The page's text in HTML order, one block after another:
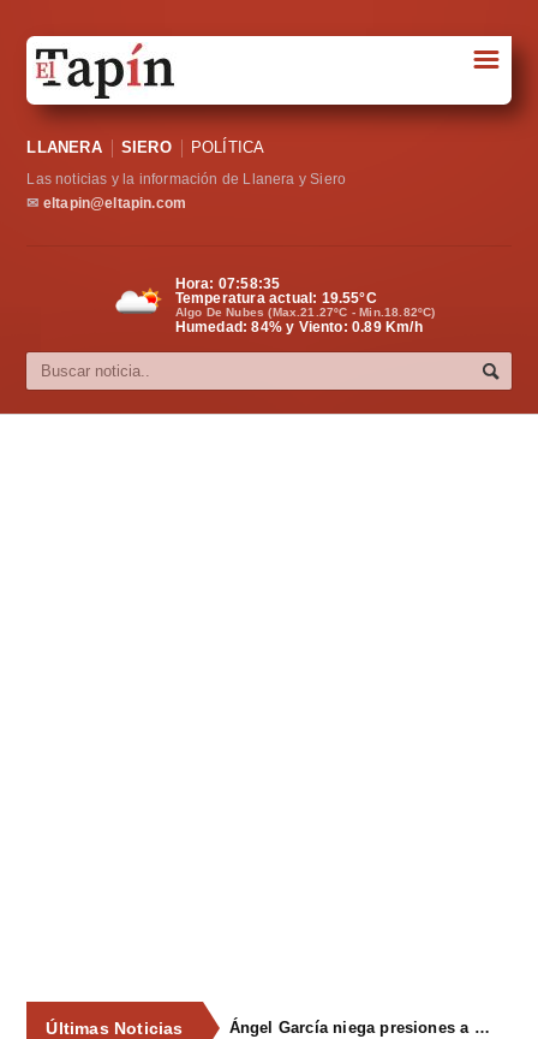
Sociedad
Política
Cultura
☰
LLANERA SIERO POLÍTICA
Las noticias y la información de Llanera y Siero
✉ eltapin@eltapin.com
Hora: 07:58:36
Temperatura actual: 19.55°C
Algo De Nubes (Max.21.27ºC - Min.18.82ºC)
Humedad: 84% y Viento: 0.89 Km/h
Últimas Noticias Ángel García niega presiones a comercios y asegura que el Ayuntamiento cumple "de manera muy rigurosa" la Ley de Contratos